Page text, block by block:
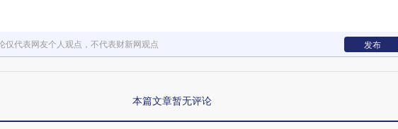
仅代表网友个人观点，不代表财新网观点 发布
本篇文章暂无评论